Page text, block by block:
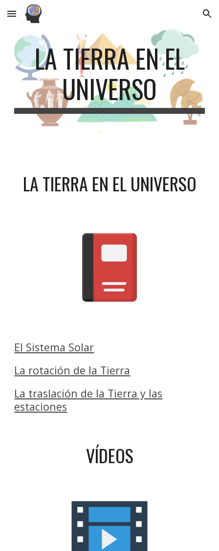
Skip to main content Skip to navigation
LA TIERRA EN EL
UNIVERSO
LA TIERRA EN EL UNIVERSO
El Sistema Solar
La rotación de la Tierra
La traslación de la Tierra y las
estaciones
VÍDEOS